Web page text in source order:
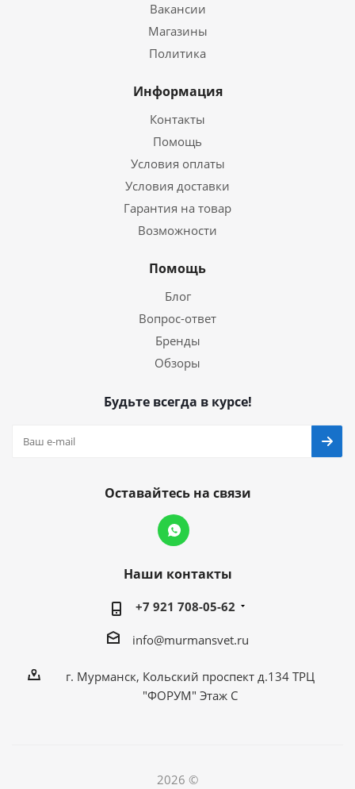
Вакансии
Магазины
Политика
Информация
Контакты
Помощь
Условия оплаты
Условия доставки
Гарантия на товар
Возможности
Помощь
Блог
Вопрос-ответ
Бренды
Обзоры
Будьте всегда в курсе!
Оставайтесь на связи
Наши контакты
+7 921 708-05-62
info@murmansvet.ru
г. Мурманск, Кольский проспект д.134 ТРЦ
"ФОРУМ" Этаж С
2026 ©